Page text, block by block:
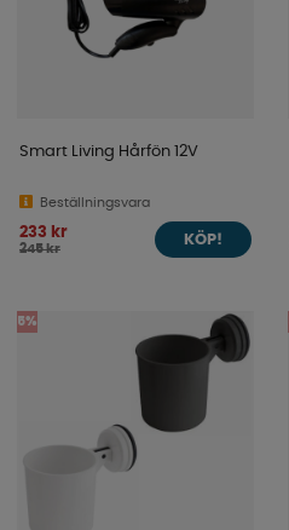
Smart Living Hårfön 12V
Beställningsvara
233 kr
245 kr
KÖP!
5%